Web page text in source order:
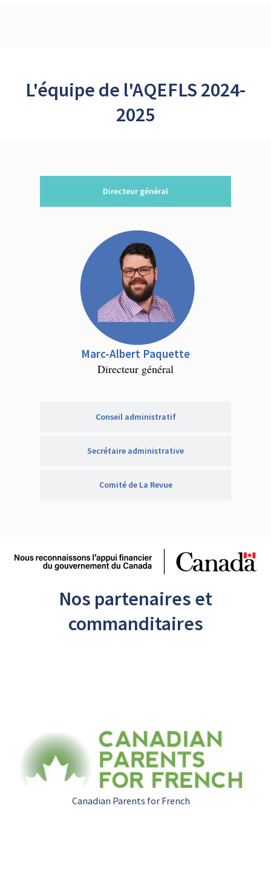
L'équipe de l'AQEFLS 2024-
2025
Directeur général
Conseil administratif
Secrétaire administrative
Comité de La Revue
Marc-Albert Paquette
Directeur général
Nos partenaires et
commanditaires